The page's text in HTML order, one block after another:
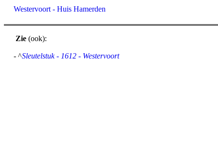
Westervoort - Huis Hamerden
Zie (ook):
- ^Sleutelstuk - 1612 - Westervoort